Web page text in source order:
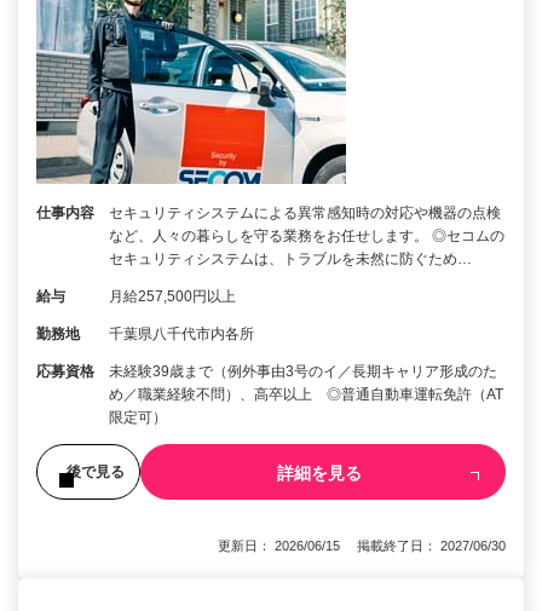
仕事内容
セキュリティシステムによる異常感知時の対応や機器の点検
など、人々の暮らしを守る業務をお任せします。 ◎セコムの
セキュリティシステムは、トラブルを未然に防ぐため…
給与 月給257,500円以上
勤務地 千葉県八千代市内各所
応募資格
未経験39歳まで（例外事由3号のイ／長期キャリア形成のた
め／職業経験不問）、高卒以上 ◎普通自動車運転免許（AT
限定可）
後で見る 詳細を見る
更新日： 2026/06/15 掲載終了日： 2027/06/30